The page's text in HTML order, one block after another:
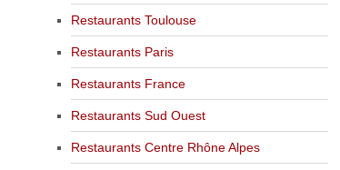
Restaurants Toulouse
Restaurants Paris
Restaurants France
Restaurants Sud Ouest
Restaurants Centre Rhône Alpes